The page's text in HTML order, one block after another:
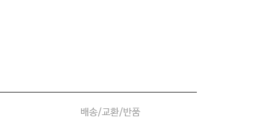
배송/교환/반품